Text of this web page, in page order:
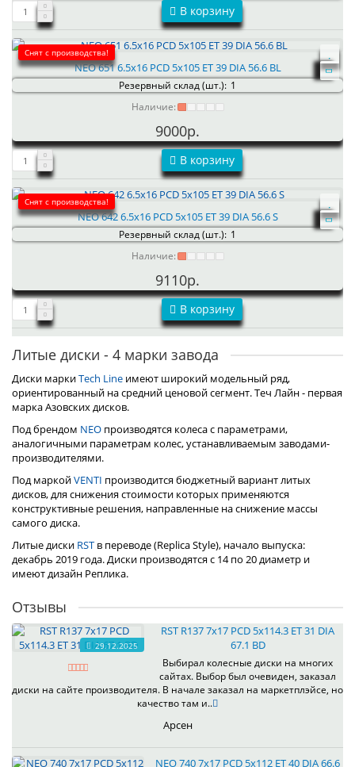
В корзину
Снят с производства!
NEO 651 6.5x16 PCD 5x105 ET 39 DIA 56.6 BL
Резервный склад (шт.): 1
Наличие:
9000р.
В корзину
Снят с производства!
NEO 642 6.5x16 PCD 5x105 ET 39 DIA 56.6 S
Резервный склад (шт.): 1
Наличие:
9110р.
В корзину
Литые диски - 4 марки завода
Диски маркиTech Line имеют широкий модельный ряд,
ориентированный на средний ценовой сегмент. Теч Лайн - первая
марка Азовских дисков.
Под брендом NEO производятся колеса с параметрами,
аналогичными параметрам колес, устанавливаемым заводами-
производителями.
Под маркойVENTI производится бюджетный вариант литых
дисков, для снижения стоимости которых применяются
конструктивные решения, направленные на снижение массы
самого диска.
Литые диски RST в переводе (Replica Style), начало выпуска:
декабрь 2019 года. Диски производятся с 14 по 20 диаметр и
имеют дизайн Реплика.
Отзывы
29.12.2025
RST R137 7x17 PCD 5x114.3 ET 31 DIA
67.1 BD
Выбирал колесные диски на многих
сайтах. Выбор был очевиден, заказал
диски на сайте производителя. В начале заказал на маркетплэйсе, но
качество там и..
Арсен
NEO 740 7x17 PCD 5x112 ET 40 DIA 66.6